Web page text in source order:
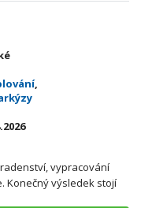
,
vypracování
Konečný výsledek stojí